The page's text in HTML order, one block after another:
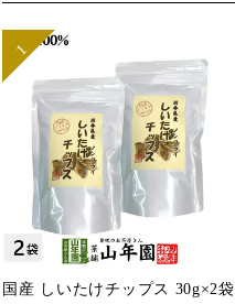
国産 しいたけチップス 30g×2袋